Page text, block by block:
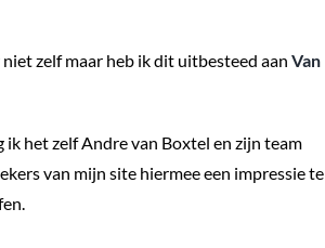
zelf maar heb ik dit uitbesteed aan Van
het zelf Andre van Boxtel en zijn team
van mijn site hiermee een impressie te